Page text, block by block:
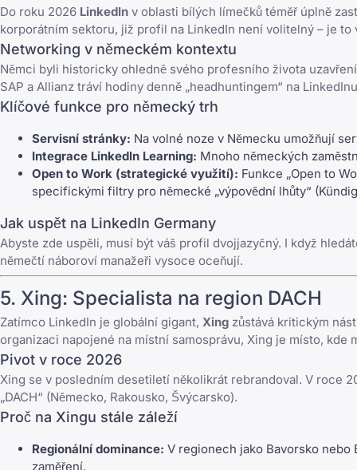
Do roku 2026 LinkedIn v oblasti bílých límečků téměř úplně
korporátním sektoru, již profil na LinkedIn není volitelný – je to
Networking v německém kontextu
Němci byli historicky ohledně svého profesního života
SAP a Allianz tráví hodiny denně „headhuntingem“ na LinkedInu
Klíčové funkce pro německý trh
Servisní stránky: Na volné noze v Německu umožňují
Integrace LinkedIn Learning: Mnoho německých
Open to Work (strategické využití): Funkce „Open to
specifickými filtry pro německé „výpovědní lhůty“
Jak uspět na LinkedIn Germany
Abyste zde uspěli, musí být váš profil dvojjazyčný. I když
němečtí náboroví manažeři vysoce oceňují.
5. Xing: Specialista na region DACH
Zatímco LinkedIn je globální gigant, Xing zůstává kritickým
organizaci napojené na místní samosprávu, Xing je místo, kde
Pivot v roce 2026
Xing se v posledním desetiletí několikrát rebrandoval. V roce
„DACH“ (Německo, Rakousko, Švýcarsko).
Proč na Xingu stále záleží
Regionální dominance: V regionech jako Bavorsko
zaměření.